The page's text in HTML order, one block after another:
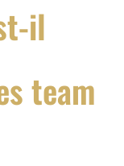
il
team